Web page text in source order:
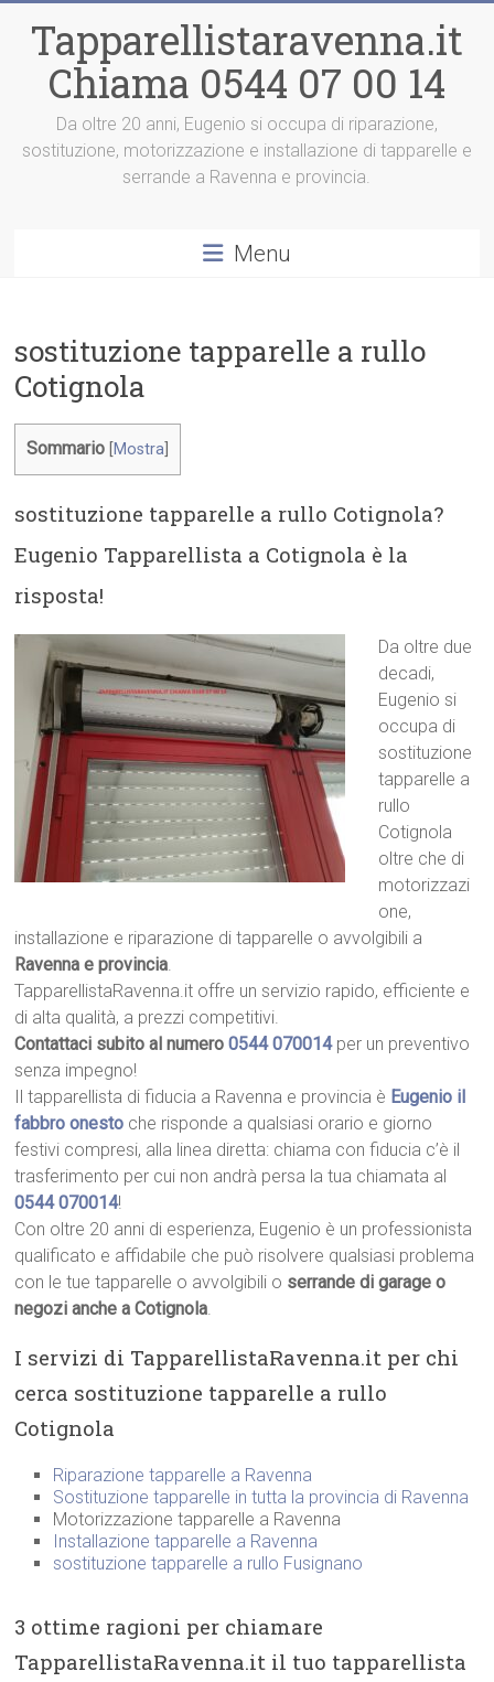
contenuto
Tapparellistaravenna.it
Chiama 0544 07 00 14
Da oltre 20 anni, Eugenio si occupa di riparazione,
sostituzione, motorizzazione e installazione di tapparelle e
serrande a Ravenna e provincia.
Menu
sostituzione tapparelle a rullo
Cotignola
Sommario Mostra
sostituzione tapparelle a rullo Cotignola?
Eugenio Tapparellista a Cotignola è la
risposta!
Da oltre due
decadi,
Eugenio si
occupa di
sostituzione
tapparelle a
rullo
Cotignola
oltre che di
motorizzazi
one,
installazione e riparazione di tapparelle o avvolgibili a
Ravenna e provincia.
TapparellistaRavenna.it offre un servizio rapido, efficiente e
di alta qualità, a prezzi competitivi.
Contattaci subito al numero0544 070014per un preventivo
senza impegno!
Il tapparellista di fiducia a Ravenna e provincia è Eugenio il
fabbro onesto che risponde a qualsiasi orario e giorno
festivi compresi, alla linea diretta: chiama con fiducia c’è il
trasferimento per cui non andrà persa la tua chiamata al
0544 070014!
Con oltre 20 anni di esperienza, Eugenio è un professionista
qualificato e affidabile che può risolvere qualsiasi problema
con le tue tapparelle o avvolgibili o serrande di garage o
negozi anche a Cotignola.
I servizi di TapparellistaRavenna.it per chi
cerca sostituzione tapparelle a rullo
Cotignola
Riparazione tapparelle a Ravenna
Sostituzione tapparelle in tutta la provincia di Ravenna
Motorizzazione tapparelle a Ravenna
Installazione tapparelle a Ravenna
sostituzione tapparelle a rullo Fusignano
3 ottime ragioni per chiamare
TapparellistaRavenna.it il tuo tapparellista